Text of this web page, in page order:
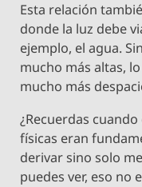
Esta relación
donde la luz debe
ejemplo, el agua.
mucho más altas,
mucho más
¿Recuerdas
físicas eran
derivar sino solo
puedes ver, eso no